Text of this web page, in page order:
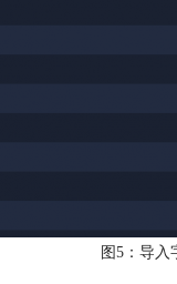
图5：导入